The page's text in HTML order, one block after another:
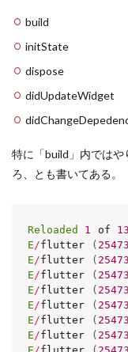
build
initState
dispose
didUpdateWidget
特に「build」内では
ろ、とも書いてある。
Reloaded 1 of
E /flutter ( 25473
E /flutter ( 25473
E /flutter ( 25473
E /flutter ( 25473
E /flutter ( 25473
E /flutter ( 25473
E /flutter ( 25473